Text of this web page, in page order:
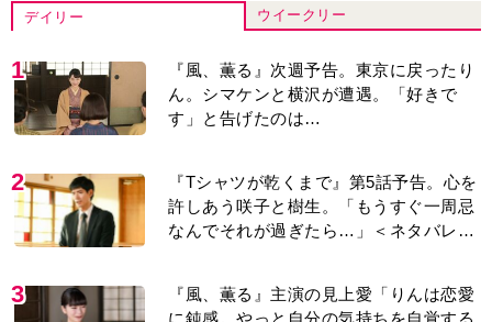
1
『風、薫る』次週予告。東京に戻ったり
す」と告げたのは…
2
『Tシャツが乾くまで』第5話予告。心を
なんでそれが過ぎたら…」＜ネタバレあ
り＞
3
『風、薫る』主演の見上愛「りんは恋愛
ように」